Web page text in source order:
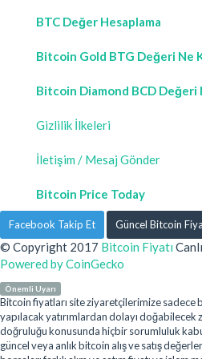
BTC Değer Hesaplama
Bitcoin Gold BTG Değeri Ne
Bitcoin Diamond BCD Değeri
Gizlilik İlkeleri
İletişim / Mesaj Gönder
Bitcoin Price Today
Facebook Takip Et Güncel Bitcoin
© Copyright 2017 Bitcoin Fiyatı
Powered by CoinGecko
Önemli Uyarı
Bitcoin fiyatları site ziyaretçilerimize sadece
yapılacak yatırımlardan dolayı
doğruluğu konusunda hiçbir sorumluluk
güncel veya anlık bitcoin alış ve satış